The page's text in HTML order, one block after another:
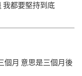
都要堅持到底
個月 意思是三個月後